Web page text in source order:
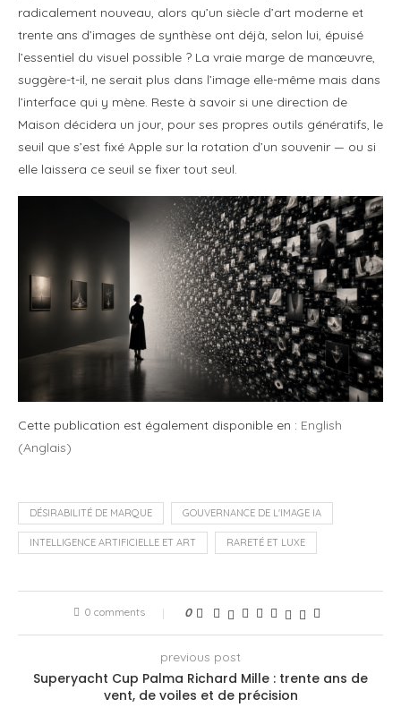
radicalement nouveau, alors qu’un siècle d’art moderne et
trente ans d’images de synthèse ont déjà, selon lui, épuisé
l’essentiel du visuel possible ? La vraie marge de manœuvre,
suggère-t-il, ne serait plus dans l’image elle-même mais dans
l’interface qui y mène. Reste à savoir si une direction de
Maison décidera un jour, pour ses propres outils génératifs, le
seuil que s’est fixé Apple sur la rotation d’un souvenir — ou si
elle laissera ce seuil se fixer tout seul.
Cette publication est également disponible en : English
(Anglais)
DÉSIRABILITÉ DE MARQUE GOUVERNANCE DE L'IMAGE IA
INTELLIGENCE ARTIFICIELLE ET ART RARETÉ ET LUXE
0 comments 0
previous post
Superyacht Cup Palma Richard Mille : trente ans de
vent, de voiles et de précision